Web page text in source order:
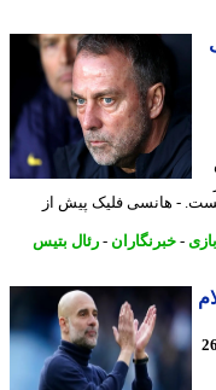
- هانسی فلیک پیش از
- خبرنگاران- رئال بتیس